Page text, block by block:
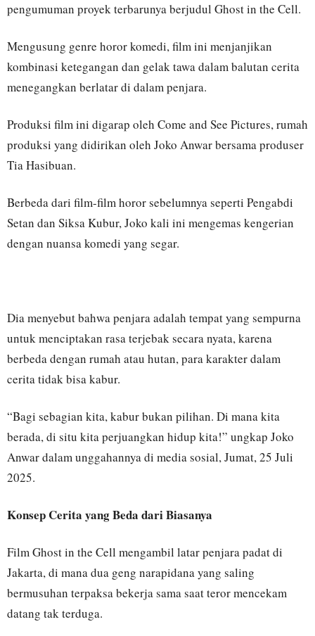
pengumuman proyek terbarunya berjudul Ghost in the Cell.
Mengusung genre horor komedi, film ini menjanjikan
kombinasi ketegangan dan gelak tawa dalam balutan cerita
menegangkan berlatar di dalam penjara.
Produksi film ini digarap oleh Come and See Pictures, rumah
produksi yang didirikan oleh Joko Anwar bersama produser
Tia Hasibuan.
Berbeda dari film-film horor sebelumnya seperti Pengabdi
Setan dan Siksa Kubur, Joko kali ini mengemas kengerian
dengan nuansa komedi yang segar.
Dia menyebut bahwa penjara adalah tempat yang sempurna
untuk menciptakan rasa terjebak secara nyata, karena
berbeda dengan rumah atau hutan, para karakter dalam
cerita tidak bisa kabur.
“Bagi sebagian kita, kabur bukan pilihan. Di mana kita
berada, di situ kita perjuangkan hidup kita!” ungkap Joko
Anwar dalam unggahannya di media sosial, Jumat, 25 Juli
2025.
Konsep Cerita yang Beda dari Biasanya
Film Ghost in the Cell mengambil latar penjara padat di
Jakarta, di mana dua geng narapidana yang saling
bermusuhan terpaksa bekerja sama saat teror mencekam
datang tak terduga.